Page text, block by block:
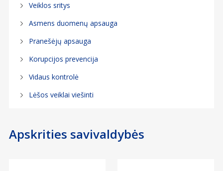
Veiklos sritys
Asmens duomenų apsauga
Pranešėjų apsauga
Korupcijos prevencija
Vidaus kontrolė
Lėšos veiklai viešinti
Apskrities savivaldybės